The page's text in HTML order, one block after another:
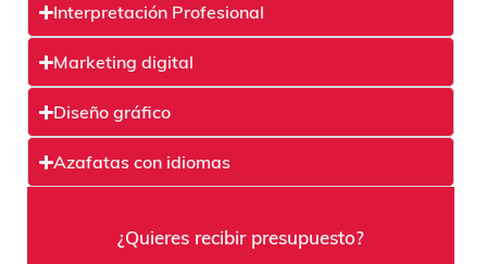
Interpretación Profesional
Marketing digital
Diseño gráfico
Azafatas con idiomas
¿Quieres recibir presupuesto?